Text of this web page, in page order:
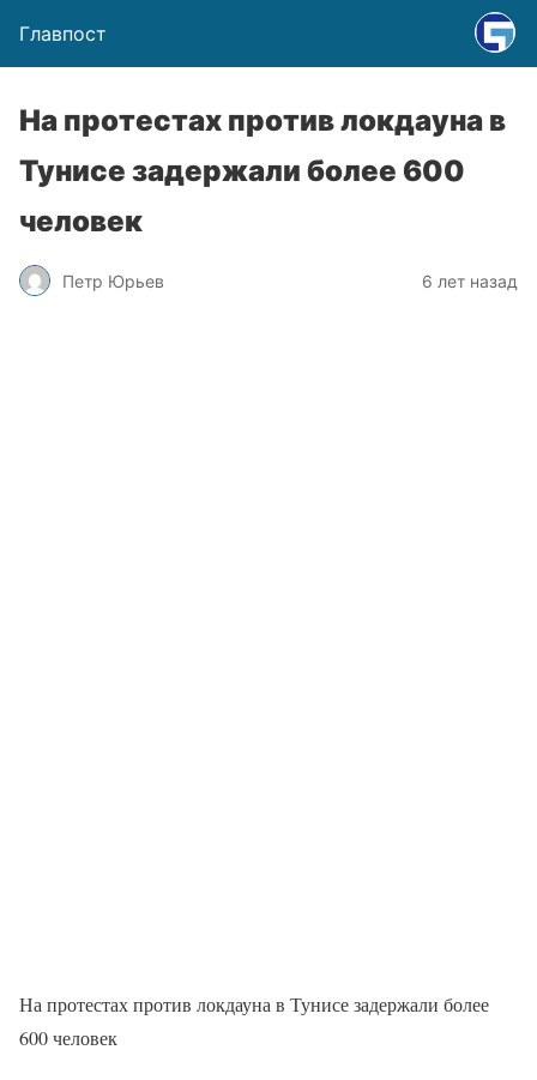
Главпост
На протестах против локдауна в
Тунисе задержали более 600
человек
Петр Юрьев 6 лет назад
На протестах против локдауна в Тунисе задержали более
600 человек